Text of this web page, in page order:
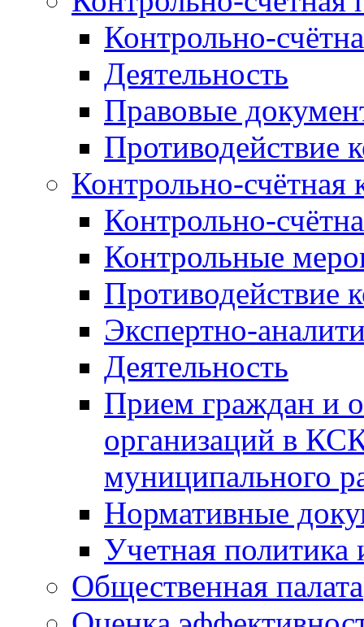
Контрольно-
Деятельность
Правовые
Противодействие
Контрольно-счётная
Контрольно-
Контрольные
Противодействие
Экспертно-
Деятельность
Прием граждан и
организаций в
муниципального
Нормативные
Учетная политика
Общественная палата